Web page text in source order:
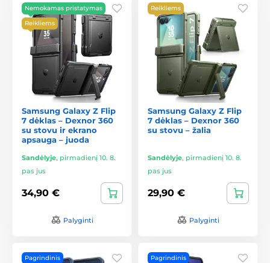
Nemokamas pristatymas
Reikliems
Samsung Galaxy Z Flip
7 dėklas – Dexnor 360
su stovu ir ekrano
apsauga – juoda
Sandėlyje, pirmadienį 10. 8.
pas jus
34,90 €
Palyginti
Reikliems
Samsung Galaxy Z Flip
7 dėklas – Dexnor 360
su stovu – žalia
Sandėlyje, pirmadienį 10. 8.
pas jus
29,90 €
Palyginti
Pagrindinis Pagrindinis